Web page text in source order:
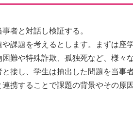
者と対話し検証する。
課題を考えるとします。まずは座
難や特殊詐欺、孤独死など、様々
接し、学生は抽出した問題を当事
携することで課題の背景やその原